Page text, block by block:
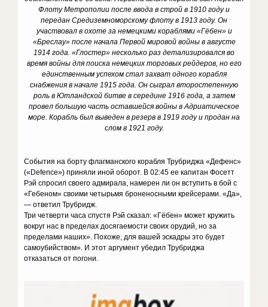
Флоту Метрополии после ввода в строй в 1910 году и
передан Средиземноморскому флоту в 1913 году. Он
участвовал в охоте за немецкими кораблями «Гёбен» и
«Бреслау» после начала Первой мировой войны в августе
1914 года. «Глостер» несколько раз детализировался во
время войны для поиска немецких торговых рейдеров, но его
единственным успехом стал захват одного корабля
снабжения в начале 1915 года. Он сыграл второстепенную
роль в Ютландской битве в середине 1916 года, а затем
провел большую часть оставшейся войны в Адриатическое
море. Корабль был выведен в резерв в 1919 году и продан на
слом в 1921 году.
События на борту флагманского корабля Трубриджа «Дефенс»
(«Defence») приняли иной оборот. В 02:45 ее капитан Фосетт
Рэй спросил своего адмирала, намерен ли он вступить в бой с
«Гебеном» своими четырьмя броненосными крейсерами. «Да»,
— ответил Трубридж.
Три четверти часа спустя Рэй сказал: «Гёбен» может кружить
вокруг нас в пределах досягаемости своих орудий, но за
пределами наших». Похоже, для вашей эскадры это будет
самоубийством». И этот аргумент убедил Трубриджа
отказаться от погони.